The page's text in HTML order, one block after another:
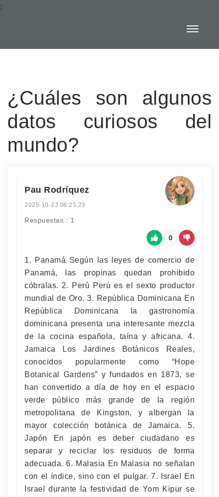
:
¿Cuáles son algunos
datos curiosos del
mundo?
Pau Rodríquez
2025-10-23 06:25:23
Respuestas : 1
0
1. Panamá Según las leyes de comercio de
Panamá, las propinas quedan prohibido
cóbralas. 2. Perú Perú es el sexto productor
mundial de Oro. 3. República Dominicana En
República Dominicana la gastronomía
dominicana presenta una interesante mezcla
de la cocina española, taína y africana. 4.
Jamaica Los Jardines Botánicos Reales,
conocidos popularmente como “Hope
Botanical Gardens” y fundados en 1873, se
han convertido a día de hoy en el espacio
verde público más grande de la región
metropolitana de Kingston, y albergan la
mayor colección botánica de Jamaica. 5.
Japón En japón es deber ciudadano es
separar y reciclar los residuos de forma
adecuada. 6. Malasia En Malasia no señalan
con el índice, sino con el pulgar. 7. Israel En
Israel durante la festividad de Yom Kipur se